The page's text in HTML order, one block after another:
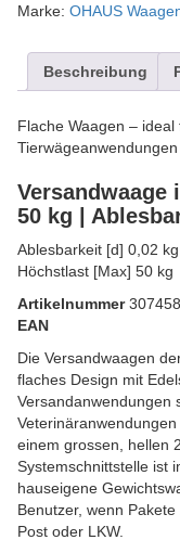
Marke: OHAUS
Beschreibung
Flache Waagen –
Tierwägeanwendungen
Versandwaage
50 kg |
Ablesbarkeit [d] 0,02 kg
Höchstlast [Max] 50 kg
Artikelnummer
EAN
Die Versandwaagen
flaches Design mit
Versandanwendungen
einem grossen, hellen
Systemschnittstelle ist
hauseigene
Benutzer, wenn
Post oder LKW.